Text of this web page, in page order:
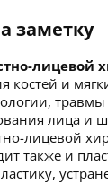
заметку
лицевой
костей и
лица и
лицевой
также и